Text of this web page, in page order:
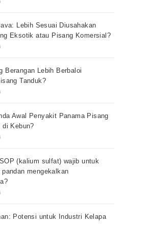
Lebih Sesuai Diusahakan
Eksotik atau Pisang Komersial?
Berangan Lebih Berbaloi
Tanduk?
Awal Penyakit Panama Pisang
di Kebun?
(kalium sulfat) wajib untuk
mengekalkan
Potensi untuk Industri Kelapa